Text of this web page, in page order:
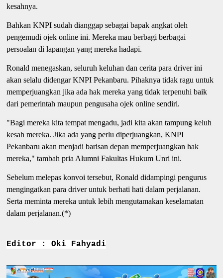
kesahnya.
Bahkan KNPI sudah dianggap sebagai bapak angkat oleh
pengemudi ojek online ini. Mereka mau berbagi berbagai
persoalan di lapangan yang mereka hadapi.
Ronald menegaskan, seluruh keluhan dan cerita para driver ini
akan selalu didengar KNPI Pekanbaru. Pihaknya tidak ragu untuk
memperjuangkan jika ada hak mereka yang tidak terpenuhi baik
dari pemerintah maupun pengusaha ojek online sendiri.
"Bagi mereka kita tempat mengadu, jadi kita akan tampung keluh
kesah mereka. Jika ada yang perlu diperjuangkan, KNPI
Pekanbaru akan menjadi barisan depan memperjuangkan hak
mereka," tambah pria Alumni Fakultas Hukum Unri ini.
Sebelum melepas konvoi tersebut, Ronald didampingi pengurus
mengingatkan para driver untuk berhati hati dalam perjalanan.
Serta meminta mereka untuk lebih mengutamakan keselamatan
dalam perjalanan.(*)
Editor : Oki Fahyadi